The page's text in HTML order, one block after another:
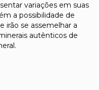
variações em suas
a possibilidade de
irão se assemelhar a
autênticos de